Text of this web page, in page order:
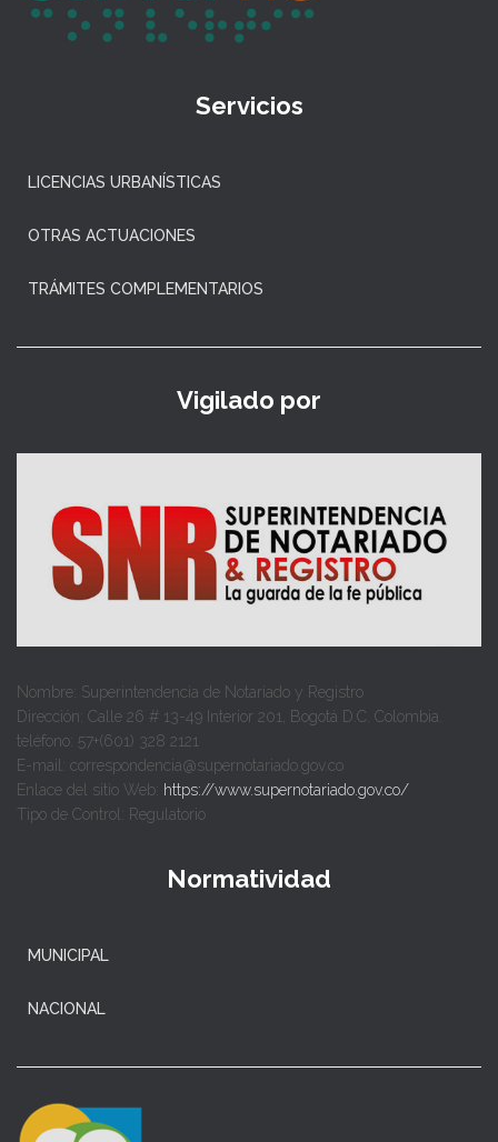
Servicios
LICENCIAS URBANÍSTICAS
OTRAS ACTUACIONES
TRÁMITES COMPLEMENTARIOS
Vigilado por
Nombre: Superintendencia de Notariado y Registro
Dirección: Calle 26 # 13-49 Interior 201, Bogotá D.C. Colombia.
teléfono: 57+(601) 328 2121
E-mail: correspondencia@supernotariado.gov.co
Enlace del sitio Web: https://www.supernotariado.gov.co/
Tipo de Control: Regulatorio
Normatividad
MUNICIPAL
NACIONAL